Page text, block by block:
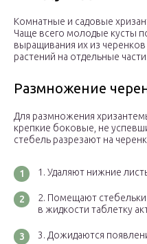
Комнатные и садовые
Чаще всего молодые кусты
выращивания их из
растений на отдельные
Размножение
Для размножения
крепкие боковые, не
стебель разрезают на
Удаляют нижние
Помещают стебельки
в жидкости таблетку
Дожидаются